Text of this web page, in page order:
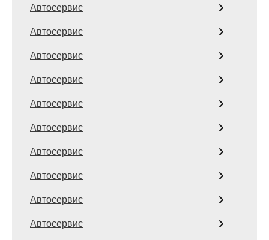
Автосервис
Автосервис
Автосервис
Автосервис
Автосервис
Автосервис
Автосервис
Автосервис
Автосервис
Автосервис